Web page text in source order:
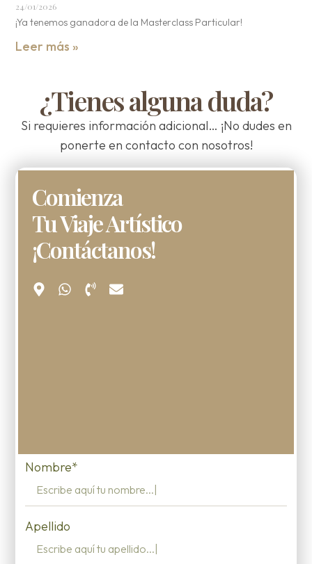
24/01/2026
¡Ya tenemos ganadora de la Masterclass Particular!
Leer más »
¿Tienes alguna duda?
Si requieres información adicional… ¡No dudes en
ponerte en contacto con nosotros!
Comienza
Tu Viaje Artístico
¡Contáctanos!
Nombre*
Apellido